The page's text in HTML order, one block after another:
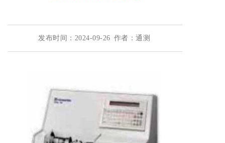
发布时间：2024-09-26 作者：通测